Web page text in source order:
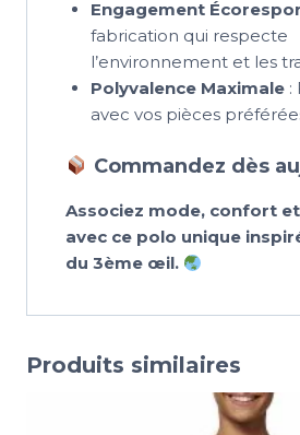
Engagement
fabrication qui respecte
l’environnement et les
Polyvalence Maximale:
avec vos pièces
Commandez dès
Associez mode, confort
avec ce polo unique
du 3ème œil.
Produits similaires